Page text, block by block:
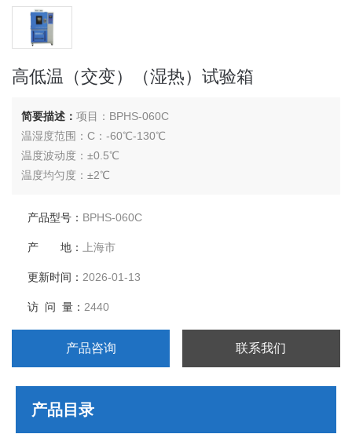
高低温（交变）（湿热）试验箱
简要描述：项目：BPHS-060C
温湿度范围：C：-60℃-130℃
温度波动度：±0.5℃
温度均匀度：±2℃
湿度波动度：±3%RH
内胆尺寸（mm）：400*380*450
外胆尺寸（mm）：650*1040*1650
产品型号： BPHS-060C
产 地：上海市
更新时间：2026-01-13
访 问 量：2440
产品咨询 联系我们
产品目录